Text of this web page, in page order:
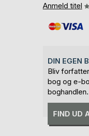
Anmeld titel
DIN EGEN
Bliv
bog og e-
boghandlen.
FIND UD